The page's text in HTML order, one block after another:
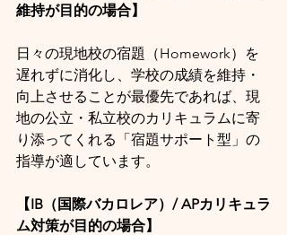
維持が目的の場合】
日々の現地校の宿題（Homework）を
遅れずに消化し、学校の成績を維持・
向上させることが最優先であれば、現
地の公立・私立校のカリキュラムに寄
り添ってくれる「宿題サポート型」の
指導が適しています。
【IB（国際バカロレア）/ APカリキュラ
ム対策が目的の場合】